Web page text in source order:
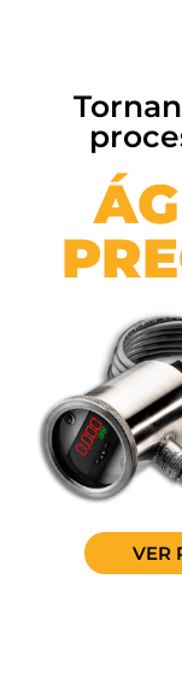
VER